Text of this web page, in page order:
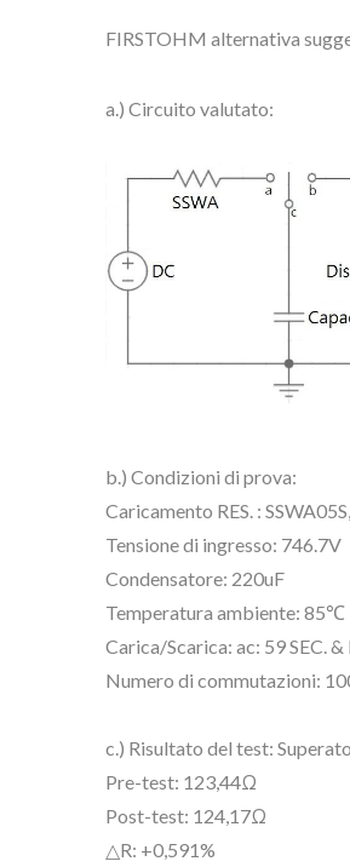
FIRSTOHM alternativa
a.) Circuito valutato:
b.) Condizioni di prova:
Caricamento RES. :
Tensione di ingresso: 746.7V
Condensatore: 220uF
Temperatura ambiente: 85℃
Carica/Scarica: ac: 59 SEC. &
Numero di commutazioni:
c.) Risultato del test:
Pre-test: 123,44Ω
Post-test: 124,17Ω
△R: +0,591%